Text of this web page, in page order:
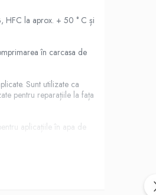
HFC la aprox. + 50 ° C și
în carcasa de
Sunt utilizate ca
pentru reparațiile la fața
aplicațiile în apa de